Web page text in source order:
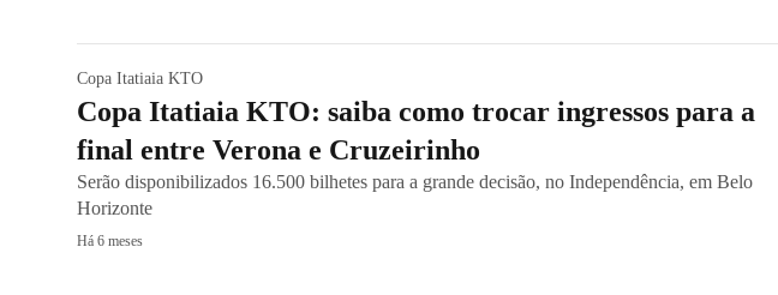
Copa Itatiaia KTO
Copa Itatiaia KTO: saiba como trocar ingressos para a
final entre Verona e Cruzeirinho
Serão disponibilizados 16.500 bilhetes para a grande decisão, no Independência, em Belo
Horizonte
Há 6 meses